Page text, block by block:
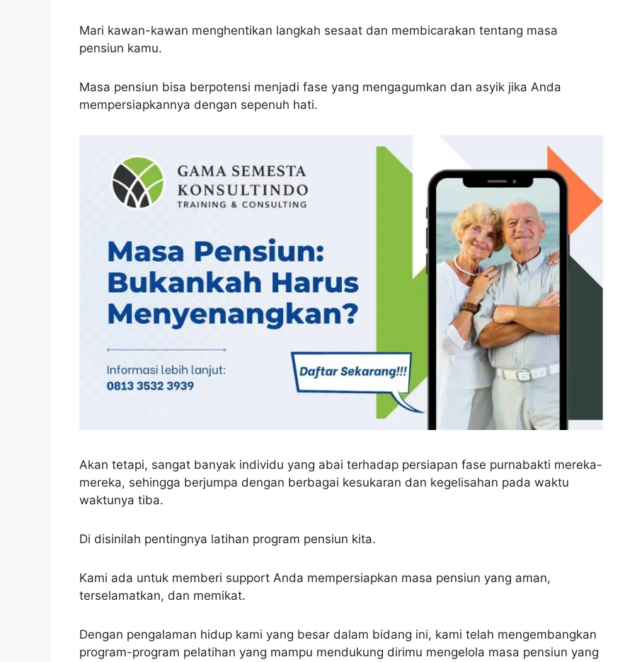
Mari kawan-kawan menghentikan langkah sesaat dan membicarakan tentang masa
pensiun kamu.
Masa pensiun bisa berpotensi menjadi fase yang mengagumkan dan asyik jika Anda
mempersiapkannya dengan sepenuh hati.
Akan tetapi, sangat banyak individu yang abai terhadap persiapan fase purnabakti mereka-
mereka, sehingga berjumpa dengan berbagai kesukaran dan kegelisahan pada waktu
waktunya tiba.
Di disinilah pentingnya latihan program pensiun kita.
Kami ada untuk memberi support Anda mempersiapkan masa pensiun yang aman,
terselamatkan, dan memikat.
Dengan pengalaman hidup kami yang besar dalam bidang ini, kami telah mengembangkan
program-program pelatihan yang mampu mendukung dirimu mengelola masa pensiun yang